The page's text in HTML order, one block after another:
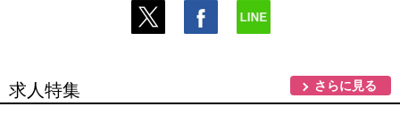
求人特集 さらに見る